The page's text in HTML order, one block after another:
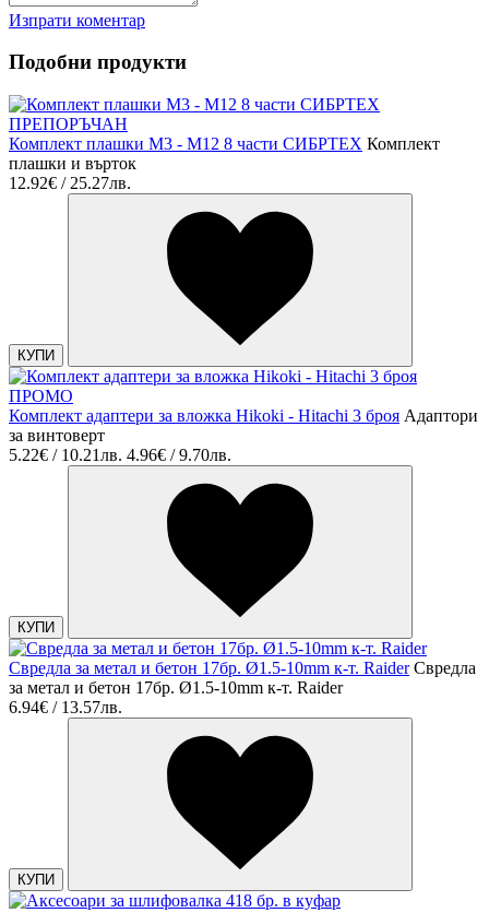
Изпрати коментар
Подобни продукти
ПРЕПОРЪЧАН
Комплект плашки М3 - М12 8 части СИБРТЕХ Комплект
плашки и върток
12.92€ / 25.27лв.
КУПИ
ПРОМО
Комплект адаптери за вложка Hikoki - Hitachi 3 броя Адаптори
за винтоверт
5.22€ / 10.21лв. 4.96€ / 9.70лв.
КУПИ
Свредла за метал и бетон 17бр. Ø1.5-10mm к-т. Raider Свредла
за метал и бетон 17бр. Ø1.5-10mm к-т. Raider
6.94€ / 13.57лв.
КУПИ